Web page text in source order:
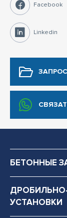
Facebook
Linkedin
БЕТОННЫЕ
УСТАНОВКИ